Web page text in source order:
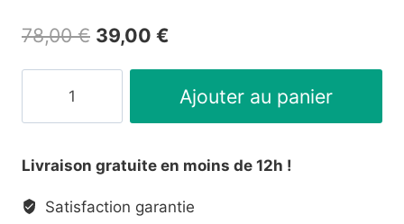
78,00€ Le
prix
était :
78,00 €.
39,00 €
prix
actuel
est :
39,00 €.
Hondrofrost
Ajouter au panier
Livraison gratuite en moins de 12h !
Satisfaction garantie